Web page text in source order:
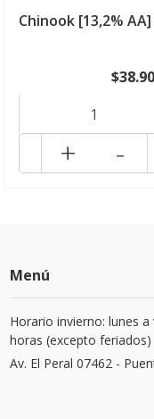
Chinook [13,2%
+ -
Menú
Horario invierno: lunes a
horas (excepto feriados)
Av. El Peral 07462 -